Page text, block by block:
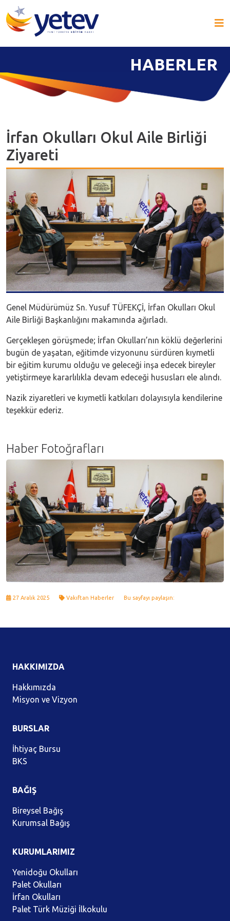
HABERLER
İrfan Okulları Okul Aile Birliği
Ziyareti
Genel Müdürümüz Sn. Yusuf TÜFEKÇİ, İrfan Okulları Okul
Aile Birliği Başkanlığını makamında ağırladı.
Gerçekleşen görüşmede; İrfan Okulları’nın köklü değerlerini
bugün de yaşatan, eğitimde vizyonunu sürdüren kıymetli
bir eğitim kurumu olduğu ve geleceği inşa edecek bireyler
yetiştirmeye kararlılıkla devam edeceği hususları ele alındı.
Nazik ziyaretleri ve kıymetli katkıları dolayısıyla kendilerine
teşekkür ederiz.
Haber Fotoğrafları
27 Aralık 2025 Vakıftan Haberler Bu sayfayı paylaşın:
HAKKIMIZDA
Hakkımızda
Misyon ve Vizyon
BURSLAR
İhtiyaç Bursu
BKS
BAĞIŞ
Bireysel Bağış
Kurumsal Bağış
KURUMLARIMIZ
Yenidoğu Okulları
Palet Okulları
İrfan Okulları
Palet Türk Müziği İlkokulu